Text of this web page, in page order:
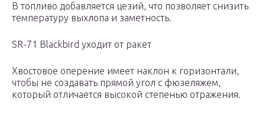
В топливо добавляется цезий, что позволяет снизить
температуру выхлопа и заметность.
SR-71 Blackbird уходит от ракет
Хвостовое оперение имеет наклон к горизонтали,
чтобы не создавать прямой угол с фюзеляжем,
который отличается высокой степенью отражения.